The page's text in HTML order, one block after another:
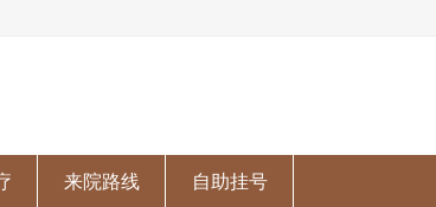
来院路线 自助挂号